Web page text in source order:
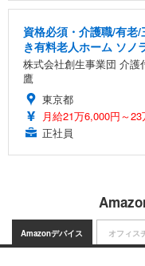
資格必須・介護職/有老
き有料老人ホーム ソノ
株式会社創生事業団 介護
鷹
東京都
月給21万6,000円～
正社員
Amazonデバイス オフィス